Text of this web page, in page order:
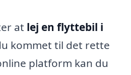
at lej en flyttebil i
kommet til det rette
platform kan du